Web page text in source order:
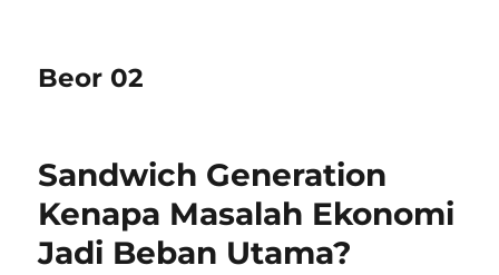
Beor 02
Sandwich Generation
Kenapa Masalah Ekonomi
Jadi Beban Utama?